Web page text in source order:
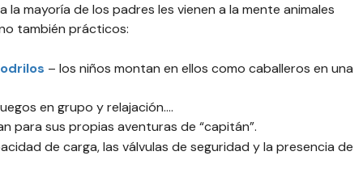
la mayoría de los padres les vienen a la mente animales
también prácticos:
– los niños montan en ellos como caballeros en una
en grupo y relajación.
para sus propias aventuras de “capitán”.
de carga, las válvulas de seguridad y la presencia de